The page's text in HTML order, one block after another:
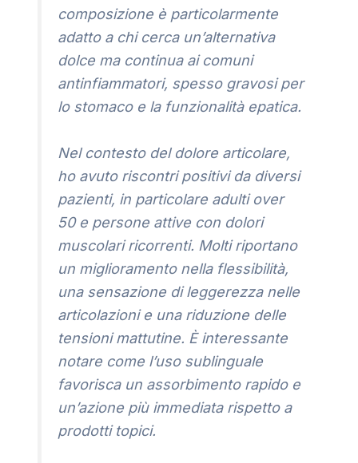
composizione è particolarmente
adatto a chi cerca un’alternativa
dolce ma continua ai comuni
antinfiammatori, spesso gravosi per
lo stomaco e la funzionalità epatica.
Nel contesto del dolore articolare,
ho avuto riscontri positivi da diversi
pazienti, in particolare adulti over
50 e persone attive con dolori
muscolari ricorrenti. Molti riportano
un miglioramento nella flessibilità,
una sensazione di leggerezza nelle
articolazioni e una riduzione delle
tensioni mattutine. È interessante
notare come l’uso sublinguale
favorisca un assorbimento rapido e
un’azione più immediata rispetto a
prodotti topici.